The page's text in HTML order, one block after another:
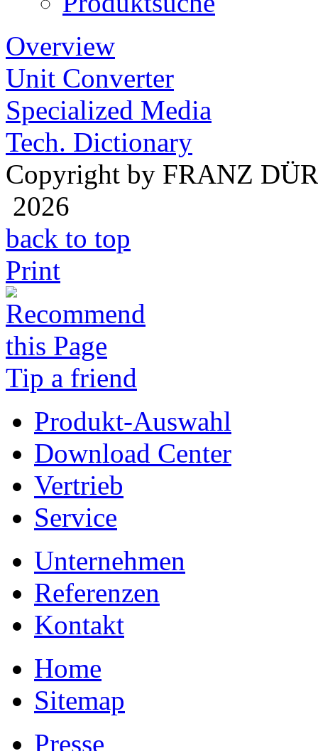
Overview
Unit Converter
Specialized Media
Tech. Dictionary
Copyright by FRANZ
2026
back to top
Print
Tip a friend
Produkt-Auswahl
Download Center
Vertrieb
Service
Unternehmen
Referenzen
Kontakt
Home
Sitemap
Presse